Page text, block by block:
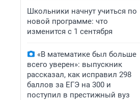
Школьники начнут учиться по
новой программе: что
изменится с 1 сентября
«В математике был больше
всего уверен»: выпускник
рассказал, как исправил 298
баллов за ЕГЭ на 300 и
поступил в престижный вуз